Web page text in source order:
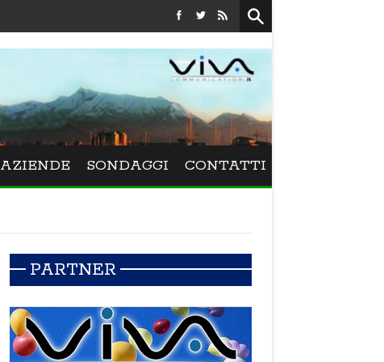
Festival La Versiliana - La direttrice lucchese Beatrice
AZIENDE SONDAGGI CONTATTI
PARTNER